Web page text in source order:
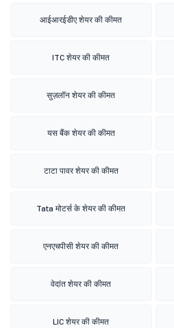
आईआरईडीए शेयर की कीमत
ITC शेयर की कीमत
सुज़लॉन शेयर की कीमत
यस बैंक शेयर की कीमत
टाटा पावर शेयर की कीमत
Tata मोटर्स के शेयर की कीमत
एनएचपीसी शेयर की कीमत
वेदांत शेयर की कीमत
LIC शेयर की कीमत